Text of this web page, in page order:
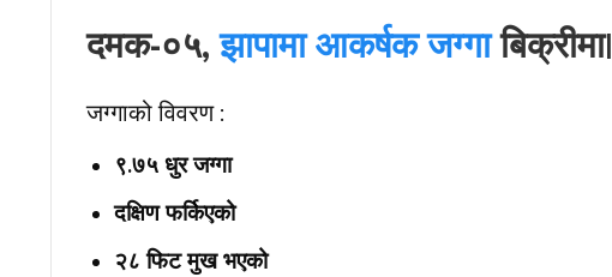
दमक-०५,झापामा आकर्षक जग्गाबिक्रीमा|
जग्गाको विवरण :
९.७५ धुर जग्गा
दक्षिण फर्किएको
२८ फिट मुख भएको